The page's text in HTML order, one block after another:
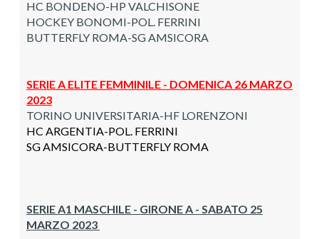
HC BONDENO-HP VALCHISONE
HOCKEY BONOMI-POL. FERRINI
BUTTERFLY ROMA-SG AMSICORA
SERIE A ELITE FEMMINILE - DOMENICA 26 MARZO
2023
TORINO UNIVERSITARIA-HF LORENZONI
HC ARGENTIA-POL. FERRINI
SG AMSICORA-BUTTERFLY ROMA
SERIE A1 MASCHILE - GIRONE A - SABATO 25
MARZO 2023